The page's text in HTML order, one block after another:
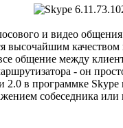
и видео
высочайшим
общение между
- он
в программке
собеседника